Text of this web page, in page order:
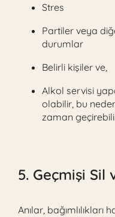
Stres
Partiler veya
durumlar
Belirli kişiler ve,
Alkol servisi
olabilir, bu
zaman
5. Geçmişi
Anılar, bağımlılıkları